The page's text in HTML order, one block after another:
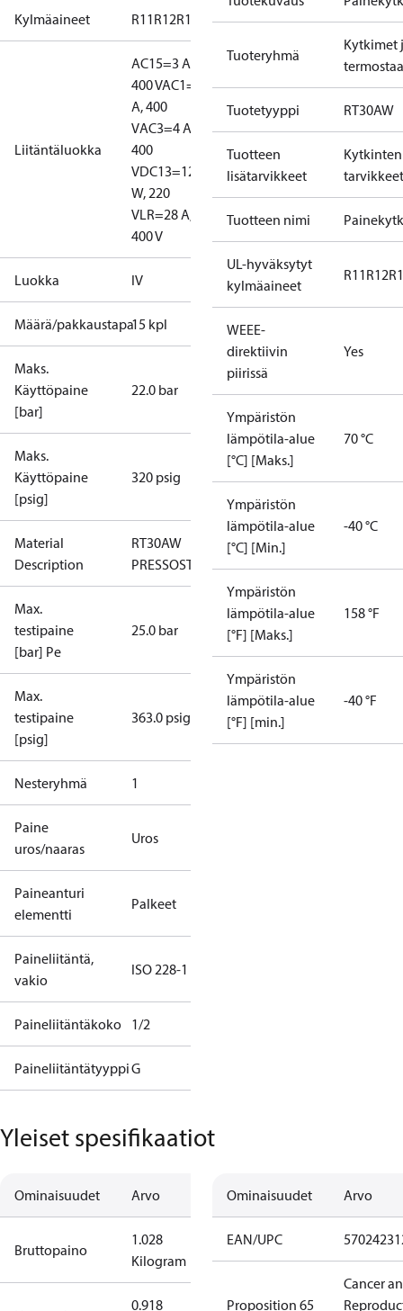
Kylmäaineet R11R12R123 R124R134aR22R404AR407A
Liitäntäluokka
AC15=3 A,
400 VAC1=10
A, 400
VAC3=4 A,
400
VDC13=12
W, 220
VLR=28 A,
400 V
Luokka IV
Määrä/pakkaustapa15 kpl
Maks.
Käyttöpaine
[bar]
22.0 bar
Maks.
Käyttöpaine
[psig]
320 psig
Material
Description
RT30AW
PRESSOSTAATTI
Max.
testipaine
[bar] Pe
25.0 bar
Max.
testipaine
[psig]
363.0 psig
Nesteryhmä 1
Paine
uros/naaras
Uros
Paineanturi
elementti
Palkeet
Paineliitäntä,
vakio
ISO 228-1
Paineliitäntäkoko 1/2
PaineliitäntätyyppiG
Tuoteryhmä
Kytkimet
Tuotetyyppi RT30AW
Tuotteen
lisätarvikkeet
Kytkinten
tarvikkeet
Tuotteen nimi
UL-hyväksytyt
kylmäaineet
R11R12
WEEE-
direktiivin
piirissä
Yes
Ympäristön
lämpötila-alue
[°C] [Maks.]
70 °C
Ympäristön
lämpötila-alue
[°C] [Min.]
-40 °C
Ympäristön
lämpötila-alue
[°F] [Maks.]
158 °F
Ympäristön
lämpötila-alue
[°F] [min.]
-40 °F
Yleiset spesifikaatiot
Ominaisuudet Arvo
Bruttopaino
1.028
Kilogram
0.918
Ominaisuudet Arvo
EAN/UPC
Proposition 65
Cancer